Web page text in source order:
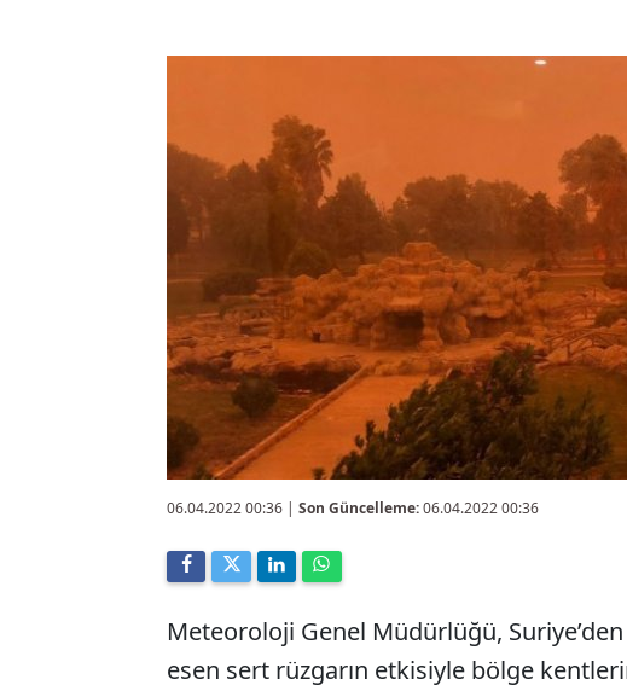
06.04.2022 00:36 | Son Güncelleme:06.04.2022 00:36
Meteoroloji Genel Müdürlüğü,
esen sert rüzgarın etkisiyle bölge